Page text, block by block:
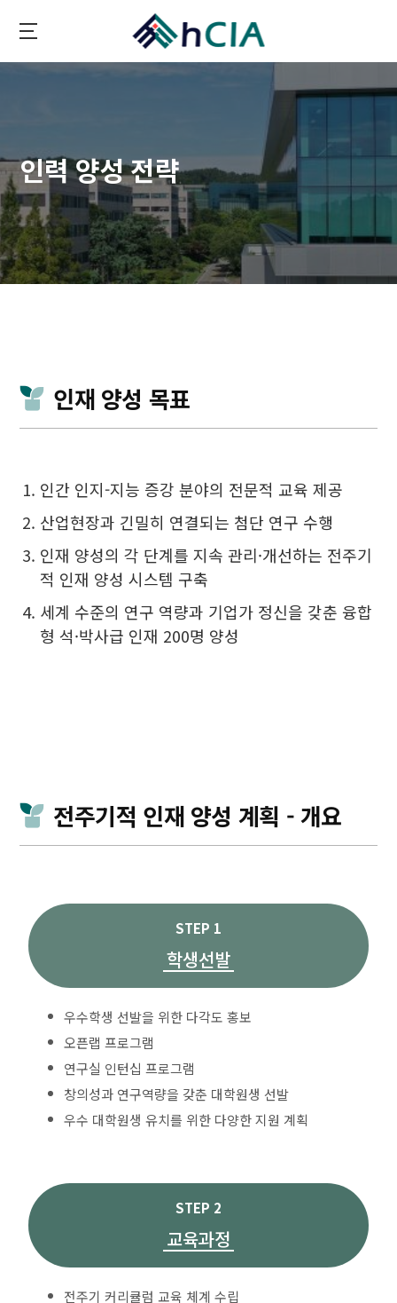
콘
략
하
기
hCIA
인력 양성 전략
인재 양성 목표
인간 인지-지능 증강 분야의 전문적 교육 제공
산업현장과 긴밀히 연결되는 첨단 연구 수행
인재 양성의 각 단계를 지속 관리·개선하는 전주기
적 인재 양성 시스템 구축
세계 수준의 연구 역량과 기업가 정신을 갖춘 융합
형 석·박사급 인재 200명 양성
전주기적 인재 양성 계획 - 개요
STEP 1
학생선발
우수학생 선발을 위한 다각도 홍보
오픈랩 프로그램
연구실 인턴십 프로그램
창의성과 연구역량을 갖춘 대학원생 선발
우수 대학원생 유치를 위한 다양한 지원 계획
STEP 2
교육과정
전주기 커리큘럼 교육 체계 수립